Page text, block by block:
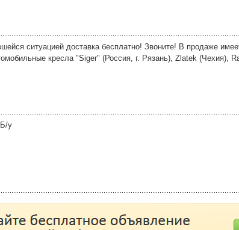
ситуацией доставка бесплатно! Звоните! В продаже
кресла "Siger" (Россия, г. Рязань), Zlatek (Чехия),
у